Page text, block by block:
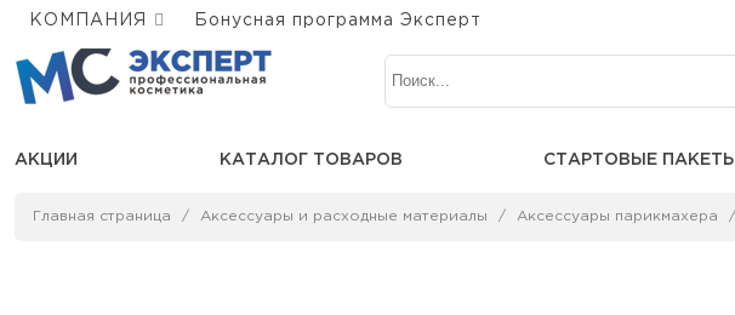
КОМПАНИЯ Бонусная программа Эксперт
АКЦИИ КАТАЛОГ ТОВАРОВ СТАРТОВЫЕ ПАКЕТЫ
Главная страница Аксессуары и расходные материалы Аксессуары парикмахера